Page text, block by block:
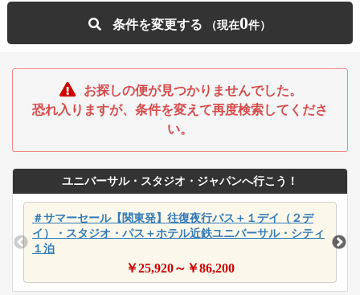
条件を変更する 0
お探しの便が見つかりませんでした。
恐れ入りますが、条件を変えて再度検索してくださ
い。
ユニバーサル・スタジオ・ジャパンへ行こう！
＃サマーセール【関東発】往復夜行バス＋１デイ（２デ
イ）・スタジオ・パス＋ホテル近鉄ユニバーサル・シティ
１泊
￥25,920～￥86,200